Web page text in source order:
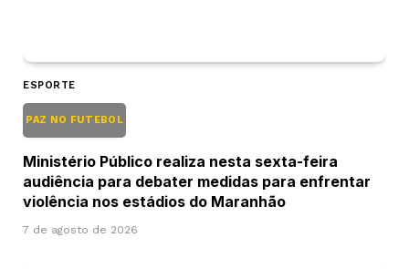
ESPORTE
PAZ NO FUTEBOL
Ministério Público realiza nesta sexta-feira
audiência para debater medidas para enfrentar
violência nos estádios do Maranhão
7 de agosto de 2026